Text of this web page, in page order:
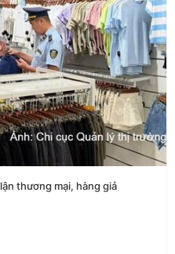
thương mại, hàng giả